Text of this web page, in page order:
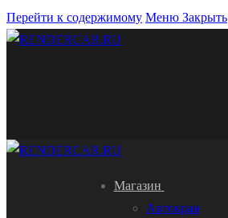
Перейти к содержимому Меню Закрыть
Магазин
Автокран